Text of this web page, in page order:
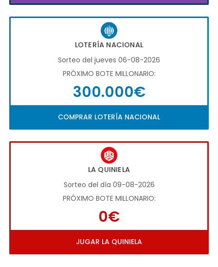
LOTERÍA NACIONAL
Sorteo del jueves 06-08-2026
PRÓXIMO BOTE MILLONARIO:
300.000€
COMPRAR LOTERÍA NACIONAL
LA QUINIELA
Sorteo del día 09-08-2026
PRÓXIMO BOTE MILLONARIO:
0€
JUGAR LA QUINIELA